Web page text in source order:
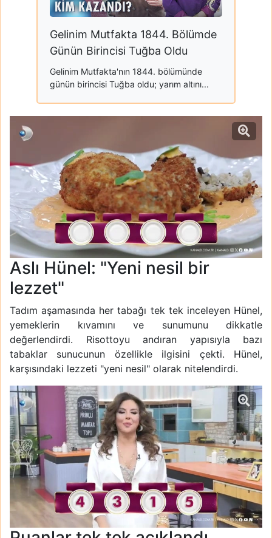
Gelinim Mutfakta 1844. Bölümde
Günün Birincisi Tuğba Oldu
Gelinim Mutfakta'nın 1844. bölümünde
günün birincisi Tuğba oldu; yarım altını...
Aslı Hünel: "Yeni nesil bir
lezzet"
Tadım aşamasında her tabağı tek tek inceleyen Hünel,
yemeklerin kıvamını ve sunumunu dikkatle
değerlendirdi. Risottoyu andıran yapısıyla bazı
tabaklar sunucunun özellikle ilgisini çekti. Hünel,
karşısındaki lezzeti "yeni nesil" olarak nitelendirdi.